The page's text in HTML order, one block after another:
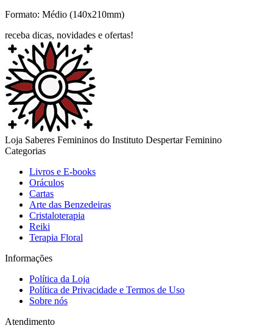
Formato: Médio (140x210mm)
receba dicas, novidades e ofertas!
Loja Saberes Femininos do Instituto Despertar Feminino
Categorias
Livros e E-books
Oráculos
Cartas
Arte das Benzedeiras
Cristaloterapia
Reiki
Terapia Floral
Informações
Política da Loja
Política de Privacidade e Termos de Uso
Sobre nós
Atendimento